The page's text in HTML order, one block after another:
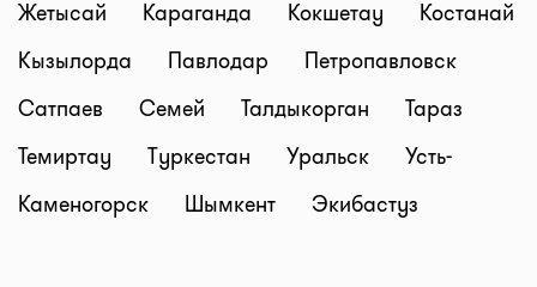
сайт мы добавляем новые аптеки или точки
аптечных сетей. Например, у нас вы можете
найти: Аптеки Gold medicine, Социальные аптеки
Mega Pharm, Аптеки "Алмасат", Аптеки "Salamat",
АНЦ (Аптеки Низких Цен), Гиппократ, и другие.
Следите за обновлениями!
Все аптеки Казахстана с ценами на лекарства в
Жетысай
Караганда Кокшетау
Костанай
Кызылорда
Павлодар
Петропавловск
Сатпаев
Семей Талдыкорган
Тараз
Темиртау
Туркестан Уральск
Усть-
Каменогорск
Шымкент Экибастуз